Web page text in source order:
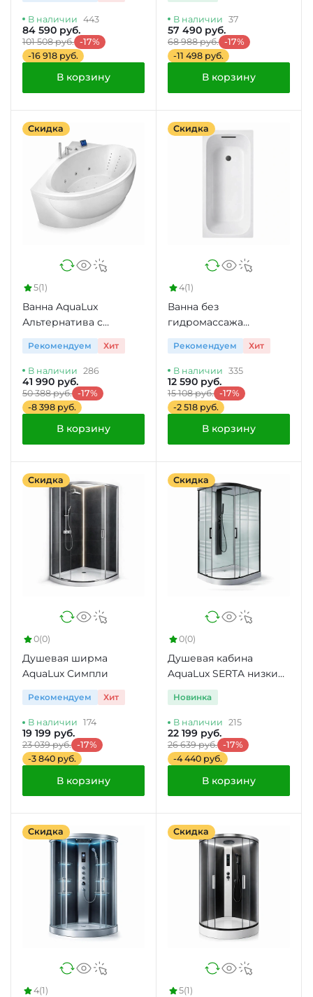
В наличии 443
84 590 руб.
101 508 руб. -17%
-16 918 руб.
В корзину
В наличии 37
57 490 руб.
68 988 руб. -17%
-11 498 руб.
В корзину
Скидка
5(1)
Ванна AquaLux
Альтернатива с
гидромассажем
Рекомендуем Хит
В наличии 286
41 990 руб.
50 388 руб. -17%
-8 398 руб.
В корзину
Скидка
4(1)
Ванна без
гидромассажа
Универсал Ностальжи
Рекомендуем Хит
В наличии 335
12 590 руб.
15 108 руб. -17%
-2 518 руб.
В корзину
Скидка
0(0)
Душевая ширма
AquaLux Симпли
Рекомендуем Хит
В наличии 174
19 199 руб.
23 039 руб. -17%
-3 840 руб.
В корзину
Скидка
0(0)
Душевая кабина
AquaLux SERTA низкий
поддон
Новинка
В наличии 215
22 199 руб.
26 639 руб. -17%
-4 440 руб.
В корзину
Скидка
4(1)
Скидка
5(1)